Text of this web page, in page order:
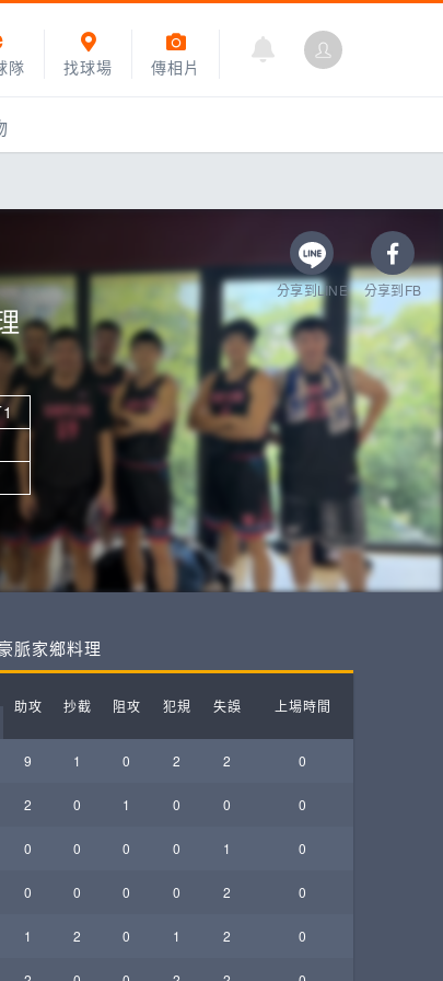
傳相片
找球場
隊
分享到LINE 分享到FB
脈家鄉料理
助攻
抄截 阻攻 犯規 失誤
上場時間
9 1 0 2 2 0
2 0 1 0 0 0
0 0 0 0 1 0
0 0 0 0 2 0
1 2 0 1 2 0